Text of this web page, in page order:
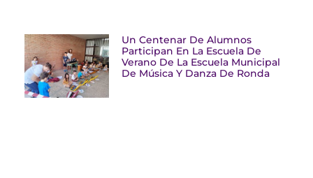
Un Centenar De Alumnos
Participan En La Escuela De
Verano De La Escuela Municipal
De Música Y Danza De Ronda